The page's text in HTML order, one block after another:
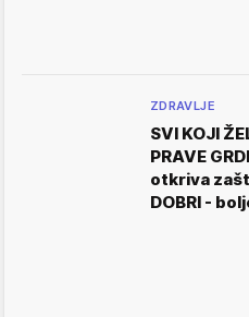
ZDRAVLJE
SVI KOJI
PRAVE
otkriva
DOBRI -